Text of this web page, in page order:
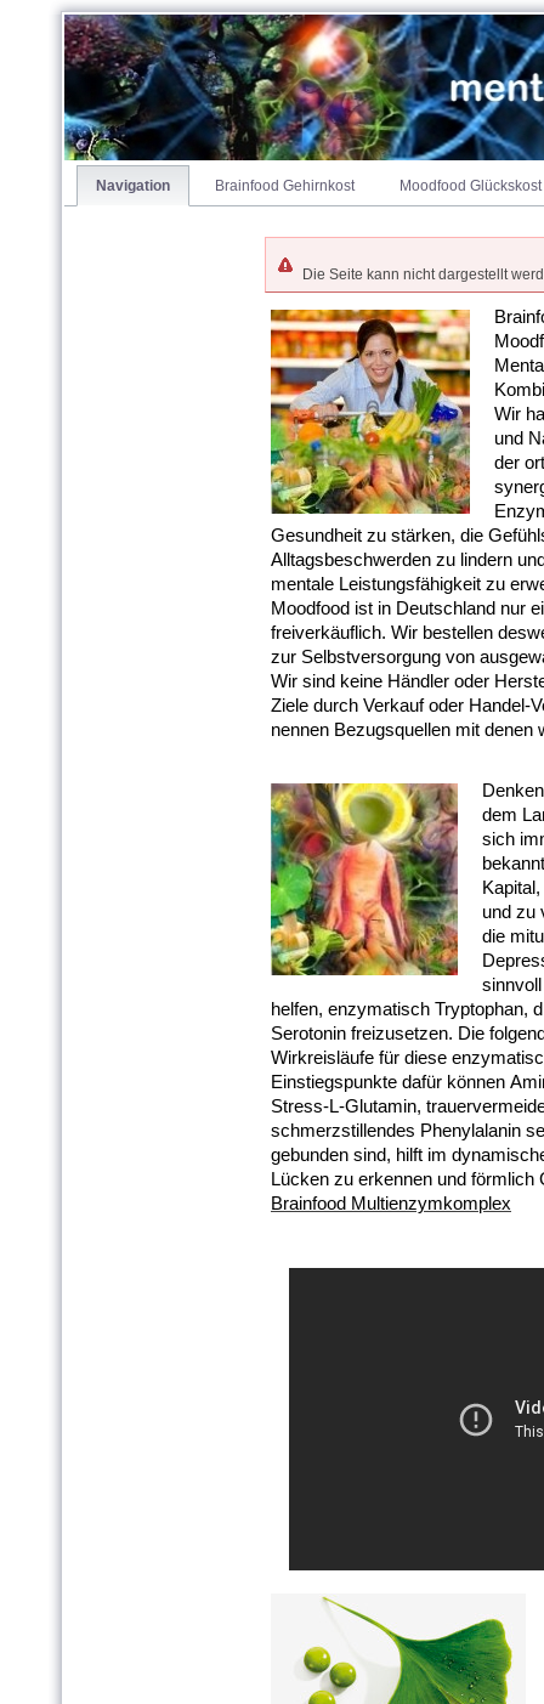
brainfood & moodfood =
Navigation Brainfood Gehirnkost Moodfood Glückskost
Die Seite kann nicht dargestellt
Wir
und
der
Gesundheit zu stärken, die
Alltagsbeschwerden zu lindern
mentale Leistungsfähigkeit zu
Moodfood ist in Deutschland nur
freiverkäuflich. Wir bestellen
zur Selbstversorgung von
Wir sind keine Händler oder
Ziele durch Verkauf oder Handel-
nennen Bezugsquellen mit denen
dem
sich
und zu
die
helfen, enzymatisch Tryptophan,
Serotonin freizusetzen. Die
Wirkreisläufe für diese
Einstiegspunkte dafür können
Stress-L-Glutamin,
schmerzstillendes Phenylalanin
gebunden sind, hilft im
Lücken zu erkennen und
Brainfood Multienzymkomplex